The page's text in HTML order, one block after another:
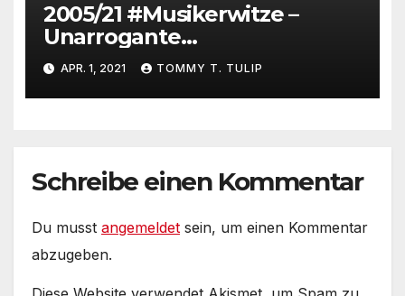
2005/21 #Musikerwitze –
Unarrogante
Wissensvermittlung im Social
Net und schäbiger
Opferrollenklau – Ein
APR. 1, 2021 TOMMY T. TULIP
Schreibe einen Kommentar
Du musst angemeldet sein, um einen Kommentar
abzugeben.